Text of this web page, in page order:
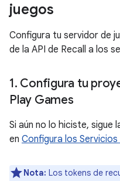
juegos
Configura tu servidor de
de la API de Recall a los
1. Configura tu
Play Games
Si aún no lo hiciste, sigue
en Configura los
Nota: Los tokens de